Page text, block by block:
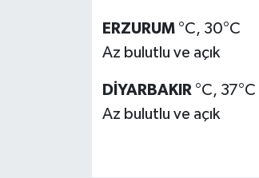
ERZURUM °C, 30°C
Az bulutlu ve açık
DİYARBAKIR °C, 37°C
Az bulutlu ve açık